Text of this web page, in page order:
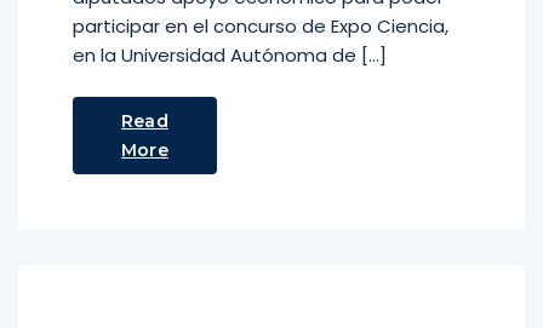
participar en el concurso de Expo Ciencia,
en la Universidad Autónoma de […]
Read
More